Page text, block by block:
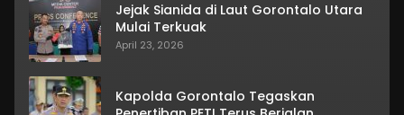
Jejak Sianida di Laut Gorontalo Utara
Mulai Terkuak
April 23, 2026
Kapolda Gorontalo Tegaskan